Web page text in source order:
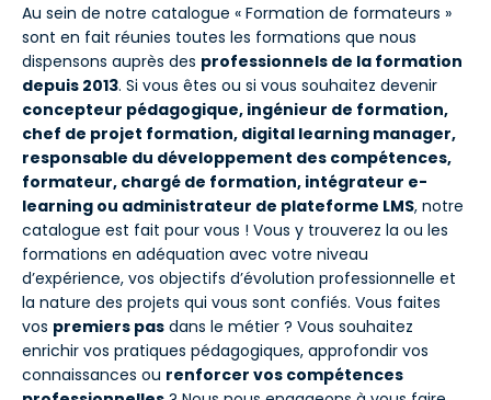
Au sein de notre catalogue « Formation de formateurs »
sont en fait réunies toutes les formations que nous
dispensons auprès des professionnels de la formation
depuis 2013. Si vous êtes ou si vous souhaitez devenir
concepteur pédagogique, ingénieur de formation,
chef de projet formation, digital learning manager,
responsable du développement des compétences,
formateur, chargé de formation, intégrateur e-
learning ou administrateur de plateforme LMS, notre
catalogue est fait pour vous ! Vous y trouverez la ou les
formations en adéquation avec votre niveau
d’expérience, vos objectifs d’évolution professionnelle et
la nature des projets qui vous sont confiés. Vous faites
vos premiers pas dans le métier ? Vous souhaitez
enrichir vos pratiques pédagogiques, approfondir vos
connaissances ou renforcer vos compétences